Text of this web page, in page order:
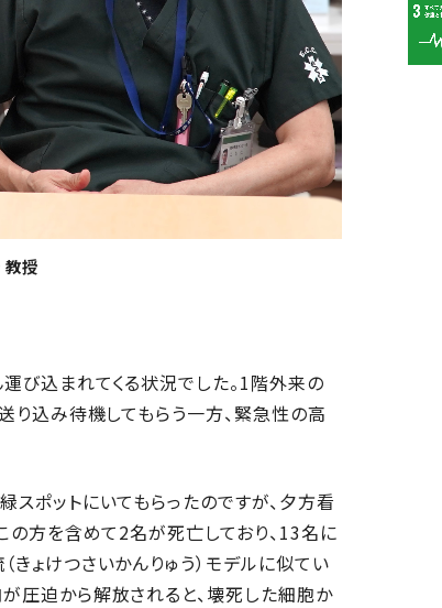
教授
び込まれてくる状況でした。1階外来の
り込み待機してもらう一方、緊急性の高
ポットにいてもらったのですが、夕方看
の方を含めて2名が死亡しており、13名に
ょけつさいかんりゅう）モデルに似てい
圧迫から解放されると、壊死した細胞か